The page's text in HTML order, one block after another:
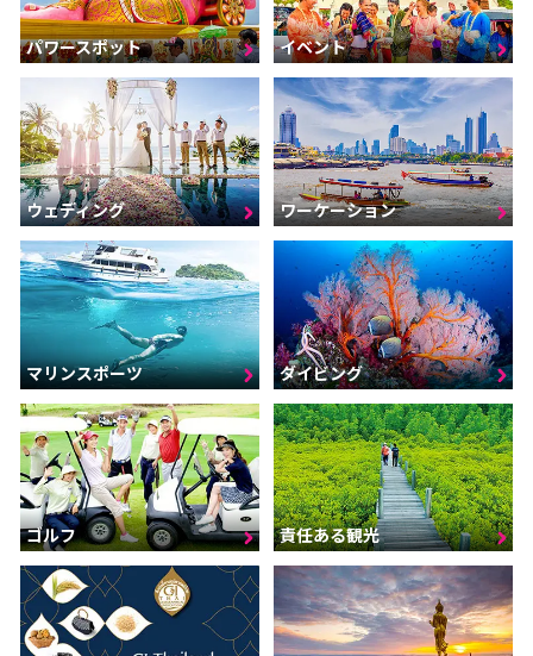
パワースポット イベント
ウェディング ワーケーション
マリンスポーツ ダイビング
ゴルフ 責任ある観光